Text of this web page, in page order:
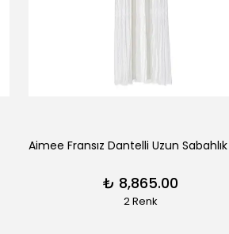
₺ 8,865.00
2 Renk